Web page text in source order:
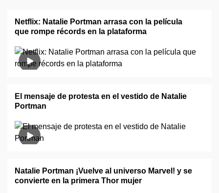
Netflix: Natalie Portman arrasa con la película
que rompe récords en la plataforma
El mensaje de protesta en el vestido de Natalie
Portman
Natalie Portman ¡Vuelve al universo Marvel! y se
convierte en la primera Thor mujer